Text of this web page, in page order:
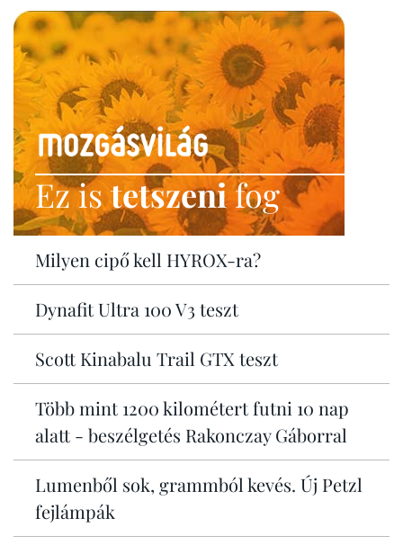
Ez istetszenifog
Milyen cipő kell HYROX-ra?
Dynafit Ultra 100 V3 teszt
Scott Kinabalu Trail GTX teszt
Több mint 1200 kilométert futni 10 nap
alatt - beszélgetés Rakonczay Gáborral
Lumenből sok, grammból kevés. Új Petzl
fejlámpák